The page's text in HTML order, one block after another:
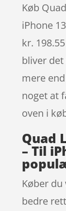
Køb
iPhone
kr.
bliver
mere
noget at
oven i
Quad
– Til
Køber
bedre